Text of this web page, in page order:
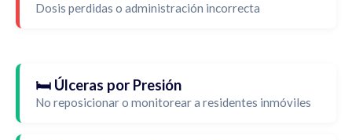
Dosis perdidas o administración incorrecta
🛏️ Úlceras por Presión
No reposicionar o monitorear a residentes inmóviles